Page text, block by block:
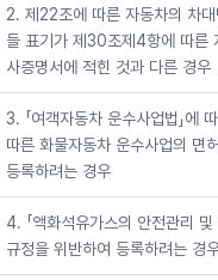
2. 제22조에 따른 자동차의 차
들 표기가 제30조제4항에 따른
사증명서에 적힌 것과 다른 경우
3. 「여객자동차 운수사업법」에
따른 화물자동차 운수사업의 면
등록하려는 경우
4. 「액화석유가스의 안전관리
규정을 위반하여 등록하려는 경